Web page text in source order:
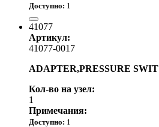
Доступно: 1
41077
Артикул:
41077-0017
ADAPTER,PRESSURE SWIT
Кол-во на узел:
1
Примечания:
Доступно: 1